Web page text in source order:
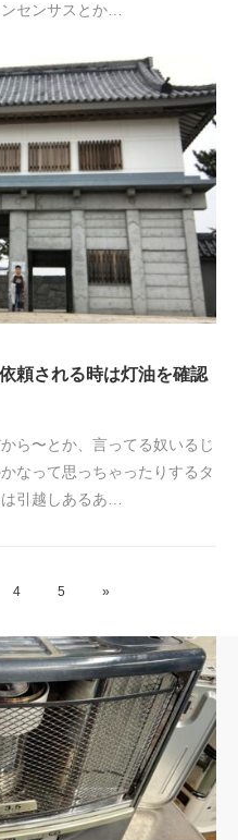
センサスとか…
頼される時は灯油を確認
ら〜とか、言ってる奴いるじ
なって思っちゃったりするタ
引越しあるあ…
4 5 »